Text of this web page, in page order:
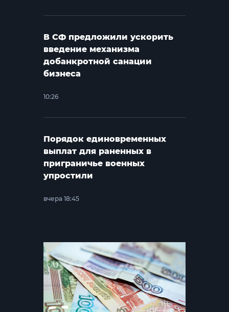
В СФ предложили ускорить
введение механизма
добанкротной санации
бизнеса
10:26
Порядок единовременных
выплат для раненных в
приграничье военных
упростили
вчера 18:45